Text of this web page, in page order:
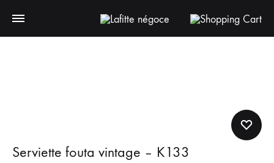
Serviette fouta vintage – K133